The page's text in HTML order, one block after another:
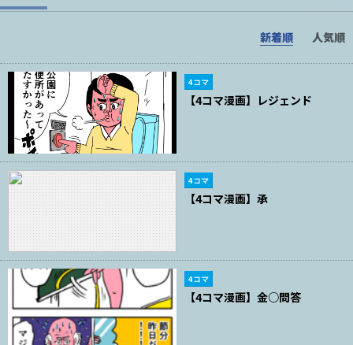
新着順 人気順
4コマ
【4コマ漫画】レジェンド
4コマ
【4コマ漫画】承
4コマ
【4コマ漫画】金○問答